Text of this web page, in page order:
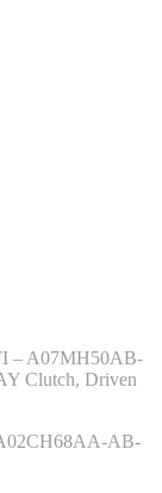
– A07MH50AB-
Clutch, Driven
AB-